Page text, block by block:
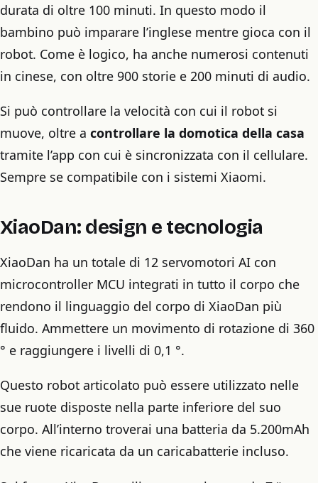
durata di oltre 100 minuti. In questo modo il
bambino può imparare l’inglese mentre gioca con il
robot. Come è logico, ha anche numerosi contenuti
in cinese, con oltre 900 storie e 200 minuti di audio.
Si può controllare la velocità con cui il robot si
muove, oltre a controllare la domotica della casa
tramite l’app con cui è sincronizzata con il cellulare.
Sempre se compatibile con i sistemi Xiaomi.
XiaoDan: design e tecnologia
XiaoDan ha un totale di 12 servomotori AI con
microcontroller MCU integrati in tutto il corpo che
rendono il linguaggio del corpo di XiaoDan più
fluido. Ammettere un movimento di rotazione di 360
° e raggiungere i livelli di 0,1 °.
Questo robot articolato può essere utilizzato nelle
sue ruote disposte nella parte inferiore del suo
corpo. All’interno troverai una batteria da 5.200mAh
che viene ricaricata da un caricabatterie incluso.